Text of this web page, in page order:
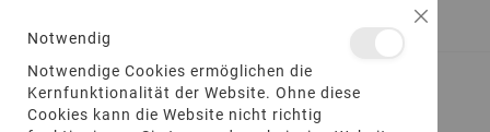
ZUMANMELDEN
Notwendig
Notwendige Cookies ermöglichen die
Kernfunktionalität der Website. Ohne diese
Cookies kann die Website nicht richtig